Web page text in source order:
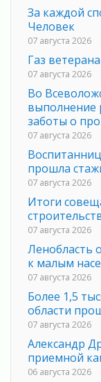
За каждой
Человек
07 августа 2026
Газ
07 августа 2026
Во
выполнение
заботы о
07 августа 2026
прошла
07 августа 2026
Итоги
07 августа 2026
Ленобласть
к малым
07 августа 2026
Более 1,5
области
07 августа 2026
Александр
приемной
06 августа 2026